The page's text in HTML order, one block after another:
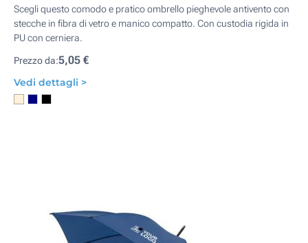
Scegli questo comodo e pratico ombrello pieghevole antivento con
stecche in fibra di vetro e manico compatto. Con custodia rigida in
PU con cerniera.
Prezzo da:5,05 €
Vedi dettagli >